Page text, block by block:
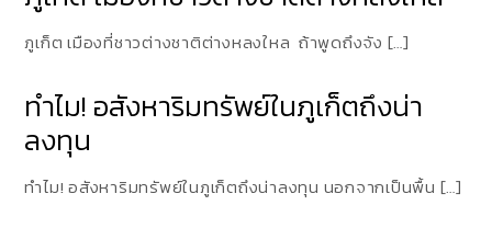
ภูเก็ต เมืองที่ชาวต่างชาติต่างหลงใหล ถ้าพูดถึงจัง […]
ทำไม! อสังหาริมทรัพย์ในภูเก็ตถึงน่า
ลงทุน
ทำไม! อสังหาริมทรัพย์ในภูเก็ตถึงน่าลงทุน นอกจากเป็นพื้น […]